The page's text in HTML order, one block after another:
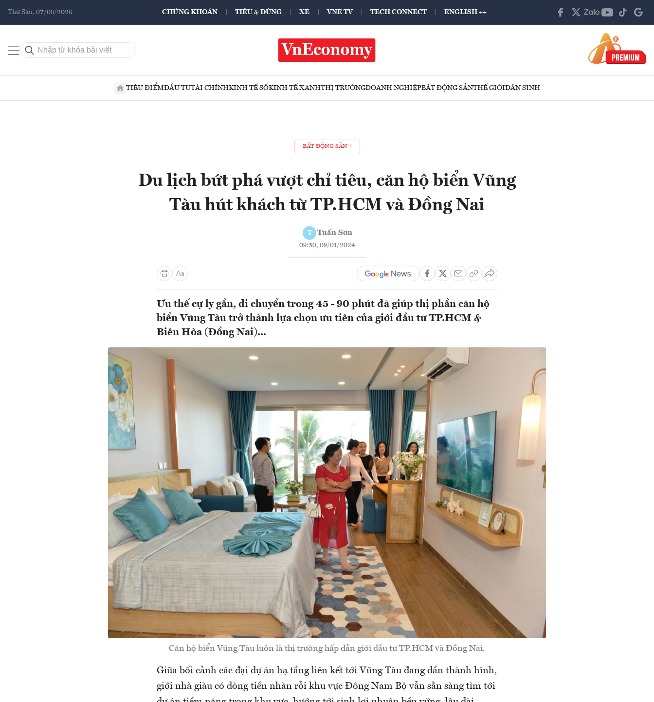
Thứ Sáu, 07/08/2026 CHỨNG KHOÁN TIÊU & DÙNG XE VNE TV TECH CONNECT ENGLISH ++
TIÊU ĐIỂMĐẦU TƯTÀI CHÍNHKINH TẾ SỐKINH TẾ XANHTHỊ TRƯỜNGDOANH NGHIỆPBẤT ĐỘNG SẢNTHẾ GIỚIDÂN SINH
BẤT ĐỘNG SẢN
Du lịch bứt phá vượt chỉ tiêu, căn hộ biển Vũng
Tàu hút khách từ TP.HCM và Đồng Nai
T Tuấn Sơn
09:50, 09/01/2024
Ưu thế cự ly gần, di chuyển trong 45 - 90 phút đã giúp thị phần căn hộ
biển Vũng Tàu trở thành lựa chọn ưu tiên của giới đầu tư TP.HCM &
Biên Hòa (Đồng Nai)...
Căn hộ biển Vũng Tàu luôn là thị trường hấp dẫn giới đầu tư TP.HCM và Đồng Nai.
Giữa bối cảnh các đại dự án hạ tầng liên kết tới Vũng Tàu đang dần thành hình,
giới nhà giàu có dòng tiền nhàn rỗi khu vực Đông Nam Bộ vẫn sẵn sàng tìm tới